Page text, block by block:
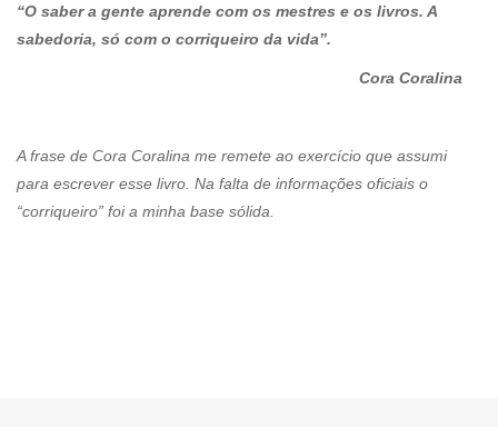
“O saber a gente aprende com os mestres e os livros. A
sabedoria, só com o corriqueiro da vida”.
Cora Coralina
A frase de Cora Coralina me remete ao exercício que assumi
para escrever esse livro. Na falta de informações oficiais o
“corriqueiro” foi a minha base sólida.